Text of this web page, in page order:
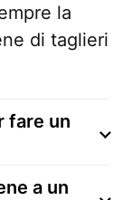
la
di taglieri
fare un
a un